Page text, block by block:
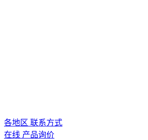
各地区 联系方式
在线 产品询价